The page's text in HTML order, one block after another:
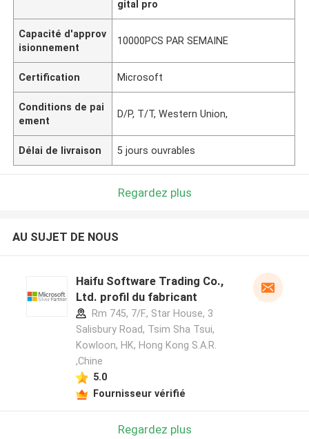
gital pro
Capacité d'approv
isionnement
10000PCS PAR SEMAINE
Certification Microsoft
Conditions de pai
ement
D/P, T/T, Western Union,
Délai de livraison 5 jours ouvrables
Regardez plus
AU SUJET DE NOUS
Haifu Software Trading Co.,
Ltd. profil du fabricant
Rm 745, 7/F., Star House, 3
Salisbury Road, Tsim Sha Tsui,
Kowloon, HK, Hong Kong S.A.R.
,Chine
5.0
Fournisseur vérifié
Regardez plus